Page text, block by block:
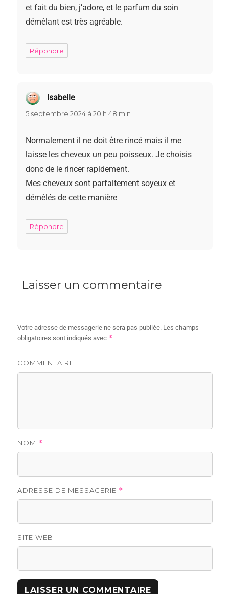
et fait du bien, j’adore, et le parfum du soin
démêlant est très agréable.
Répondre
Isabelledit :
5 septembre 2024 à 20 h 48 min
Normalement il ne doit être rincé mais il me
laisse les cheveux un peu poisseux. Je choisis
donc de le rincer rapidement.
Mes cheveux sont parfaitement soyeux et
démêlés de cette manière
Répondre
Laisser un commentaire
Votre adresse de messagerie ne sera pas publiée. Les champs
obligatoires sont indiqués avec *
COMMENTAIRE
NOM *
ADRESSE DE MESSAGERIE *
SITE WEB